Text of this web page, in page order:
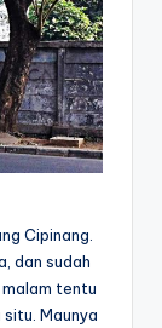
Cipinang.
dan sudah
tentu
Maunya